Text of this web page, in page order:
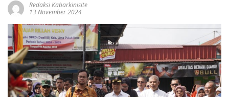
Redaksi Kabarkinisite
13 November 2024